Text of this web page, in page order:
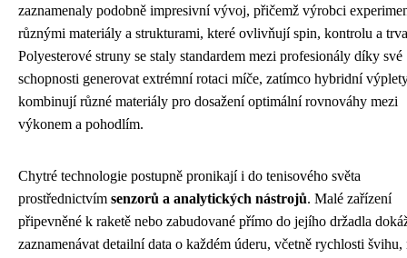
zaznamenaly podobně impresivní vývoj, přičemž výrobci
různými materiály a strukturami, které ovlivňují spin, kontrolu a
Polyesterové struny se staly standardem mezi profesionály díky své
schopnosti generovat extrémní rotaci míče, zatímco hybridní
kombinují různé materiály pro dosažení optimální rovnováhy mezi
výkonem a pohodlím.
Chytré technologie postupně pronikají i do tenisového světa
prostřednictvím senzorů a analytických nástrojů. Malé zařízení
připevněné k raketě nebo zabudované přímo do jejího držadla
zaznamenávat detailní data o každém úderu, včetně rychlosti švihu,